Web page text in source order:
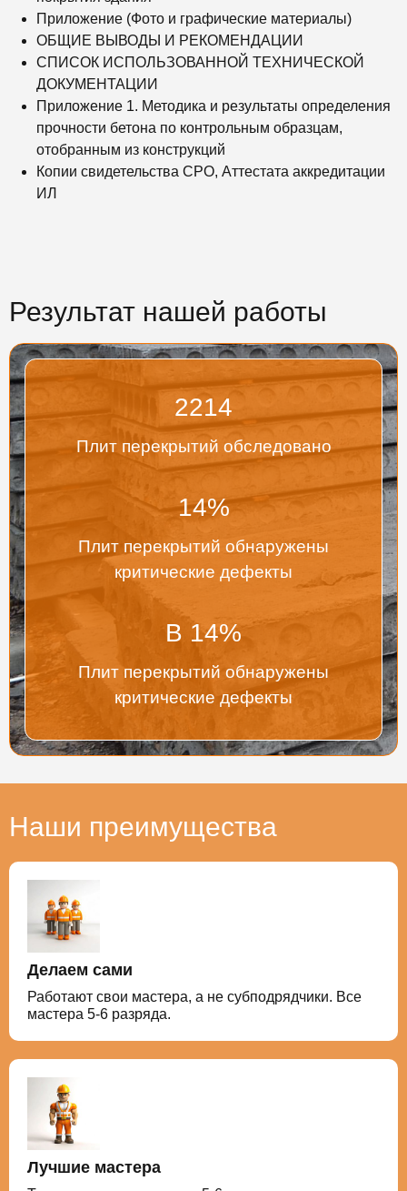
Приложение (Фото и графические материалы)
ОБЩИЕ ВЫВОДЫ И РЕКОМЕНДАЦИИ
СПИСОК ИСПОЛЬЗОВАННОЙ ТЕХНИЧЕСКОЙ
ДОКУМЕНТАЦИИ
Приложение 1. Методика и результаты определения
прочности бетона по контрольным образцам,
отобранным из конструкций
Копии свидетельства СРО, Аттестата аккредитации
ИЛ
Результат нашей работы
2214
Плит перекрытий обследовано
14%
Плит перекрытий обнаружены
критические дефекты
В 14%
Плит перекрытий обнаружены
критические дефекты
Наши преимущества
Делаем сами
Работают свои мастера, а не субподрядчики. Все
мастера 5-6 разряда.
Лучшие мастера